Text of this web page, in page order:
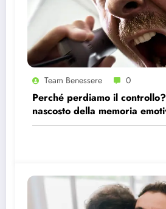
Team Benessere 0
Perché perdiamo il
nascosto della memoria